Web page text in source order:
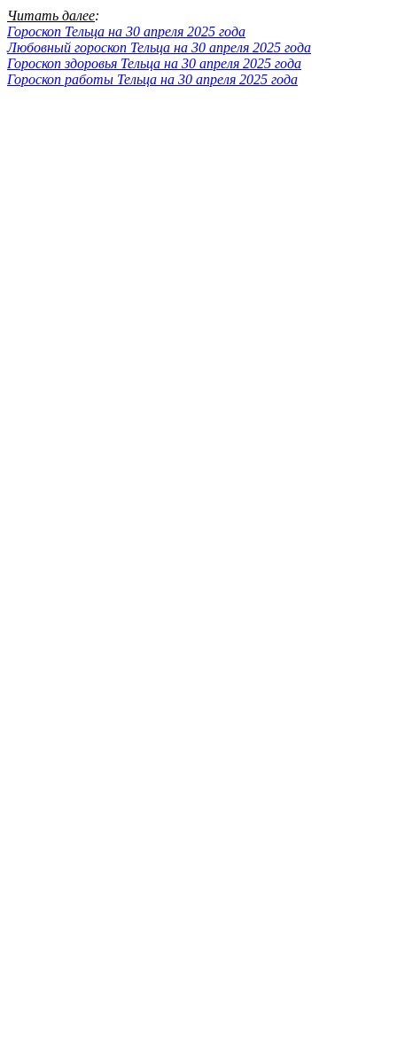
Читать далее:
Гороскоп Тельца на 30 апреля 2025 года
Любовный гороскоп Тельца на 30 апреля 2025 года
Гороскоп здоровья Тельца на 30 апреля 2025 года
Гороскоп работы Тельца на 30 апреля 2025 года